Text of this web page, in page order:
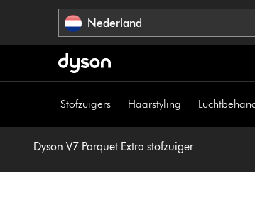
Nederland
Stofzuigers Haarstyling
Dyson V7 Parquet Extra stofzuiger